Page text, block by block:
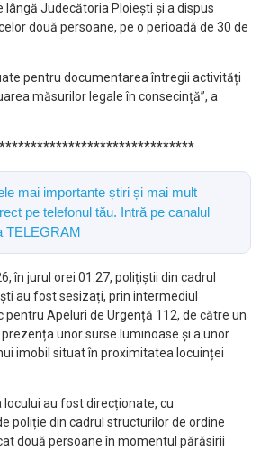
lângă Judecătoria Ploiești și a dispus
două persoane, pe o perioadă de 30 de
pentru documentarea întregii activități
măsurilor legale în consecință”, a
mai importante știri și mai mult
pe telefonul tău. Intră pe canalul
TELEGRAM
în jurul orei 01:27, polițiștii din cadrul
au fost sesizați, prin intermediul
pentru Apeluri de Urgență 112, de către un
unor surse luminoase și a unor
imobil situat în proximitatea locuinței
locului au fost direcționate, cu
poliție din cadrul structurilor de ordine
două persoane în momentul părăsirii